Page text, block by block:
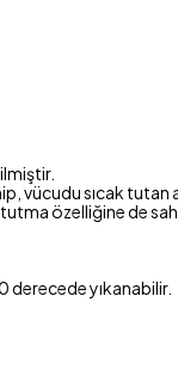
vücudu sıcak
özelliğine de
derecede yıkanabilir.